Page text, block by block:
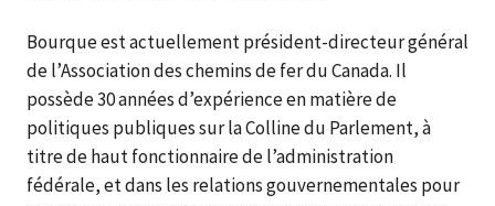
Bourque est actuellement président-directeur général
de l’Association des chemins de fer du Canada. Il
possède 30 années d’expérience en matière de
politiques publiques sur la Colline du Parlement, à
titre de haut fonctionnaire de l’administration
fédérale, et dans les relations gouvernementales pour